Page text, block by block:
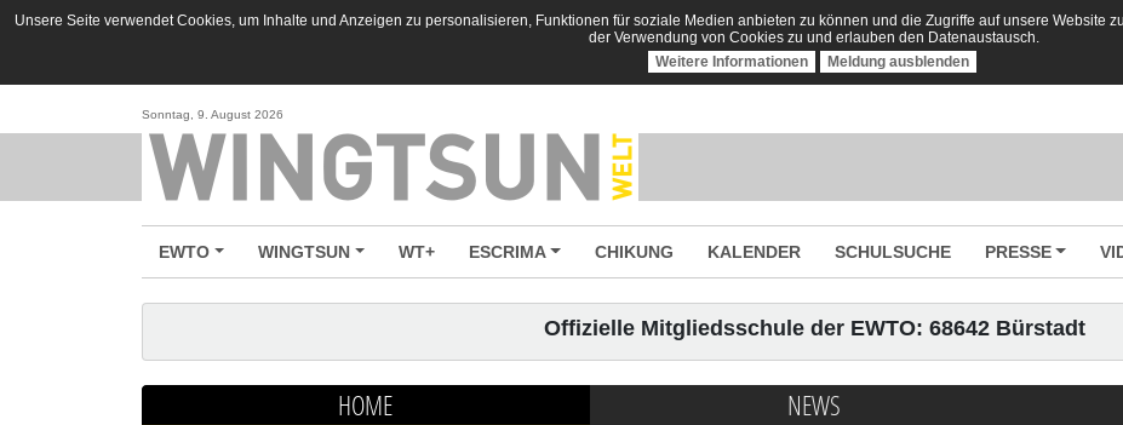
Unsere Seite verwendet Cookies, um Inhalte und Anzeigen zu personalisieren, Funktionen für soziale Medien anbieten zu können und die Zugriffe auf unsere Website
der Verwendung von Cookies zu und erlauben den Datenaustausch.
Weitere Informationen
Meldung ausblenden
Sonntag, 9. August 2026
EWTO WINGTSUN WT+ ESCRIMA CHIKUNG KALENDER SCHULSUCHE PRESSE
Offizielle Mitgliedsschule der EWTO: 68642 Bürstadt
HOME NEWS